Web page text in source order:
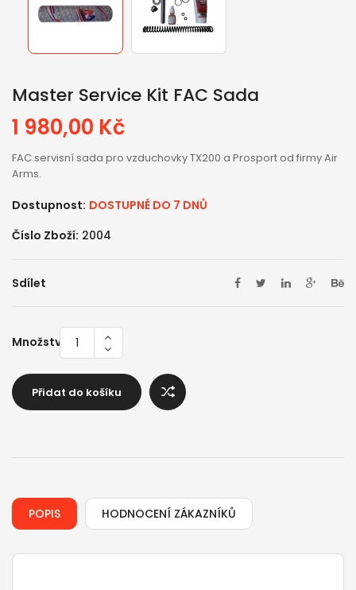
Master Service Kit FAC Sada
1 980,00 Kč
FAC servisní sada pro vzduchovky TX200 a Prosport od firmy Air
Arms.
Dostupnost: DOSTUPNÉ DO 7 DNŮ
Číslo Zboží: 2004
Sdílet
Množství
Přidat do košíku
POPIS HODNOCENÍ ZÁKAZNÍKŮ